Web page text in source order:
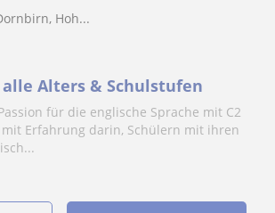
Hoh...
Alters & Schulstufen
für die englische Sprache mit C2
Erfahrung darin, Schülern mit ihren